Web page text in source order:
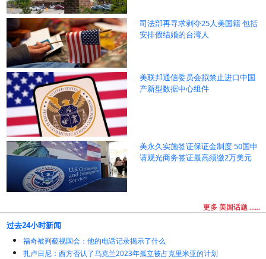
司法部再寻求剥夺25人美国籍 包括
安排假结婚的台湾人
美联邦通信委员会拟禁止进口中国
产新型数据中心组件
美永久实施签证保证金制度 50国申
请观光商务签证最高须缴2万美元
更多 美国话题 ......
过去24小时新闻
福奇被判藐视国会：他的电话记录揭示了什么
扎卢日尼：西方否认了乌克兰2023年孤立被占克里米亚的计划